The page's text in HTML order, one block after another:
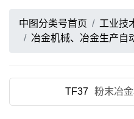
中图分类号首页 工业技
冶金机械、冶金生产自
TF37 粉末冶